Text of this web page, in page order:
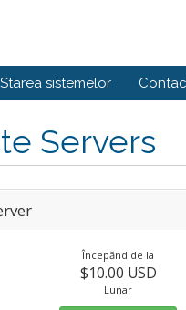
Starea sistemelor
Servers
Începănd de la
$10.00 USD
Lunar